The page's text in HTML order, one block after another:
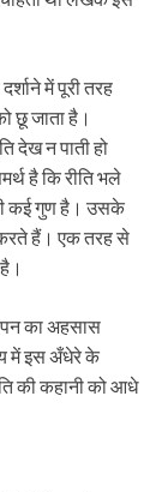
में पूरी तरह
छू जाता है।
देख न पाती हो
है कि रीति भले
कई गुण है। उसके
हैं। एक तरह से
का अहसास
में इस अँधेरे के
की कहानी को आधे